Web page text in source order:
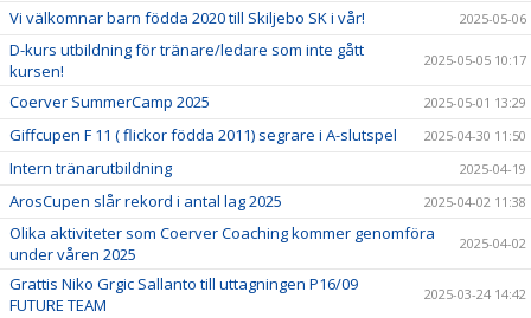
Vi välkomnar barn födda 2020 till Skiljebo SK i vår! 2025-05-06
D-kurs utbildning för tränare/ledare som inte gått
kursen!
2025-05-05 10:17
Coerver SummerCamp 2025 2025-05-01 13:29
Giffcupen F 11 ( flickor födda 2011) segrare i A-slutspel 2025-04-30 11:50
Intern tränarutbildning 2025-04-19
ArosCupen slår rekord i antal lag 2025 2025-04-02 11:38
Olika aktiviteter som Coerver Coaching kommer genomföra
under våren 2025
2025-04-02
Grattis Niko Grgic Sallanto till uttagningen P16/09
FUTURE TEAM
2025-03-24 14:42